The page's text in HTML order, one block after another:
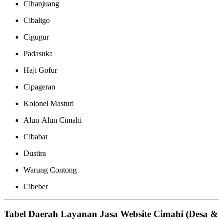
Cihanjuang
Cibaligo
Cigugur
Padasuka
Haji Gofur
Cipageran
Kolonel Masturi
Alun-Alun Cimahi
Cibabat
Dustira
Warung Contong
Cibeber
Tabel Daerah Layanan Jasa Website Cimahi (Desa